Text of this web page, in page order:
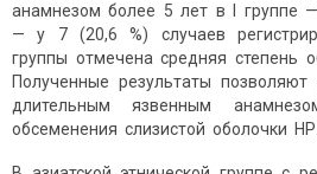
анамнезом более 5 лет в I группе
— у 7 (20,6 %) случаев
группы отмечена средняя степень
Полученные результаты
длительным язвенным
обсеменения слизистой оболочки НР.